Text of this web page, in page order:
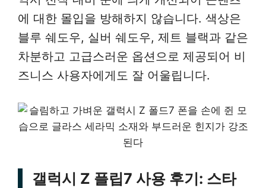
에 대한 몰입을 방해하지 않습니다. 색상은
블루 쉐도우, 실버 쉐도우, 제트 블랙과 같은
차분하고 고급스러운 옵션으로 제공되어 비
즈니스 사용자에게도 잘 어울립니다.
갤럭시 Z 플립7 사용 후기: 스타